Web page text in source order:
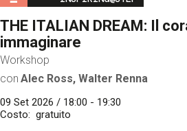
THE ITALIAN DREAM: Il
immaginare
Workshop
con Alec Ross, Walter Renna
09 Set 2026 / 18:00 - 19:30
Costo
gratuito